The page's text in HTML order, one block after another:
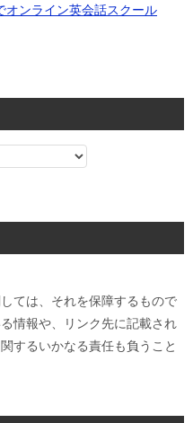
オンライン英会話スクール
ては、それを保障するもので
情報や、リンク先に記載され
するいかなる責任も負うこと